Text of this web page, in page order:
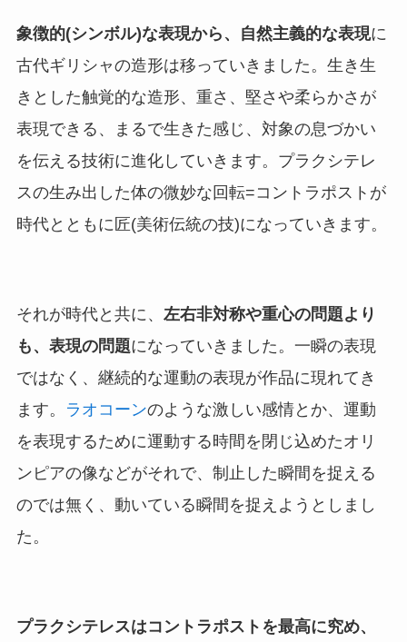
象徴的(シンボル)な表現から、自然主義的な表現に
古代ギリシャの造形は移っていきました。生き生
きとした触覚的な造形、重さ、堅さや柔らかさが
表現できる、まるで生きた感じ、対象の息づかい
を伝える技術に進化していきます。プラクシテレ
スの生み出した体の微妙な回転=コントラポストが
時代とともに匠(美術伝統の技)になっていきます。
それが時代と共に、 左右非対称や重心の問題より
も、表現の問題になっていきました。一瞬の表現
ではなく、継続的な運動の表現が作品に現れてき
ます。
ラオコーンのような激しい感情とか、運動
を表現するために運動する時間を閉じ込めたオリ
ンピアの像などがそれで、制止した瞬間を捉える
のでは無く、動いている瞬間を捉えようとしまし
た。
プラクシテレスはコントラポストを最高に究め、